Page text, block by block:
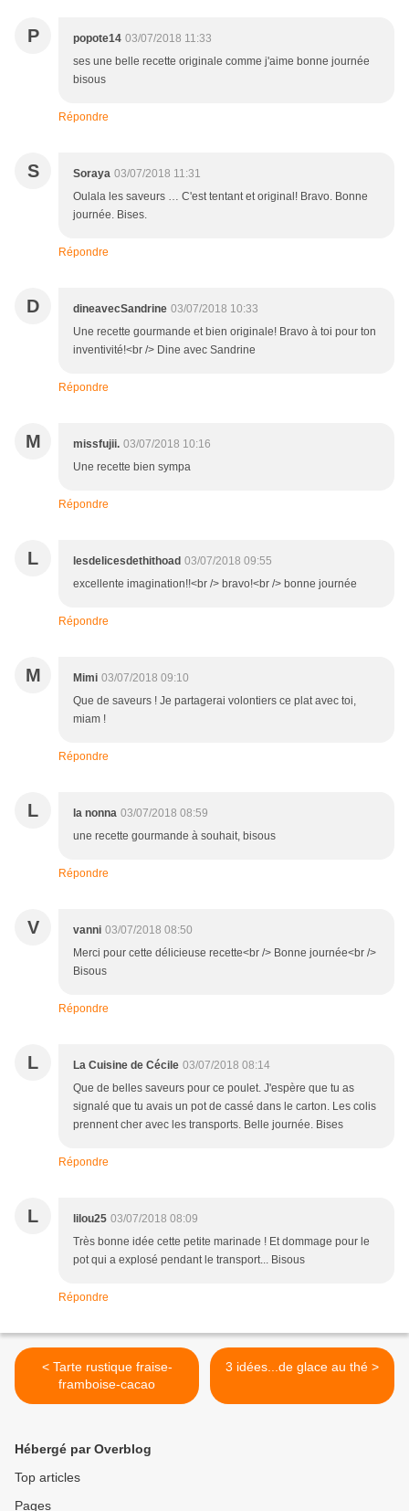
P popote14 03/07/2018 11:33
ses une belle recette originale comme j'aime bonne journée
bisous
Répondre
S Soraya 03/07/2018 11:31
Oulala les saveurs … C'est tentant et original! Bravo. Bonne
journée. Bises.
Répondre
D dineavecSandrine 03/07/2018 10:33
Une recette gourmande et bien originale! Bravo à toi pour ton
inventivité!<br /> Dine avec Sandrine
Répondre
M missfujii. 03/07/2018 10:16
Une recette bien sympa
Répondre
L lesdelicesdethithoad 03/07/2018 09:55
excellente imagination!!<br /> bravo!<br /> bonne journée
Répondre
M Mimi 03/07/2018 09:10
Que de saveurs ! Je partagerai volontiers ce plat avec toi,
miam !
Répondre
L la nonna 03/07/2018 08:59
une recette gourmande à souhait, bisous
Répondre
V vanni 03/07/2018 08:50
Merci pour cette délicieuse recette<br /> Bonne journée<br />
Bisous
Répondre
L La Cuisine de Cécile 03/07/2018 08:14
Que de belles saveurs pour ce poulet. J'espère que tu as
signalé que tu avais un pot de cassé dans le carton. Les colis
prennent cher avec les transports. Belle journée. Bises
Répondre
L lilou25 03/07/2018 08:09
Très bonne idée cette petite marinade ! Et dommage pour le
pot qui a explosé pendant le transport... Bisous
Répondre
< Tarte rustique fraise-
framboise-cacao
3 idées...de glace au thé >
Hébergé par Overblog
Top articles
Pages